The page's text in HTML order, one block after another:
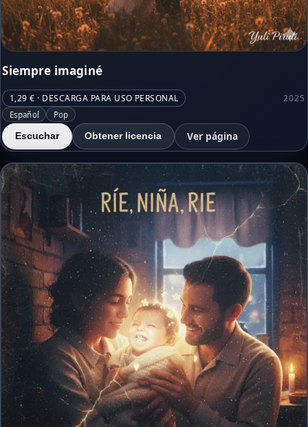
Siempre imaginé
1,29 € · DESCARGA PARA USO PERSONAL 2025
Español Pop
Escuchar Obtener licencia Ver página